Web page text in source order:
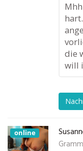
die
will
online